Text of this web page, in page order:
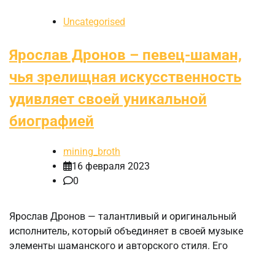
Uncategorised
Ярослав Дронов – певец-шаман,
чья зрелищная искусственность
удивляет своей уникальной
биографией
mining_broth
16 февраля 2023
0
Ярослав Дронов — талантливый и оригинальный
исполнитель, который объединяет в своей музыке
элементы шаманского и авторского стиля. Его